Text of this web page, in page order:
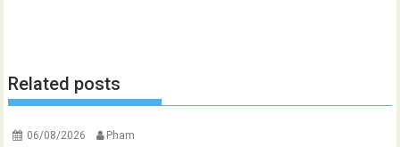
Related posts
06/08/2026 Pham